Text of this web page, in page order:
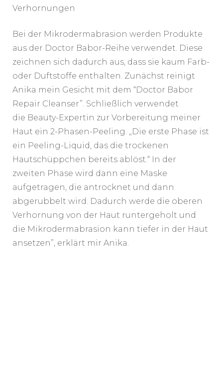
Verhornungen
Bei der Mikrodermabrasion werden Produkte
aus der Doctor Babor-Reihe verwendet. Diese
zeichnen sich dadurch aus, dass sie kaum Farb-
oder Duftstoffe enthalten. Zunächst reinigt
Anika mein Gesicht mit dem “Doctor Babor
Repair Cleanser”. Schließlich verwendet
die Beauty-Expertin zur Vorbereitung meiner
Haut ein 2-Phasen-Peeling. „Die erste Phase ist
ein Peeling-Liquid, das die trockenen
Hautschüppchen bereits ablöst.“ In der
zweiten Phase wird dann eine Maske
aufgetragen, die antrocknet und dann
abgerubbelt wird. Dadurch werde die oberen
Verhornung von der Haut runtergeholt und
die Mikrodermabrasion kann tiefer in der Haut
ansetzen”, erklärt mir Anika.